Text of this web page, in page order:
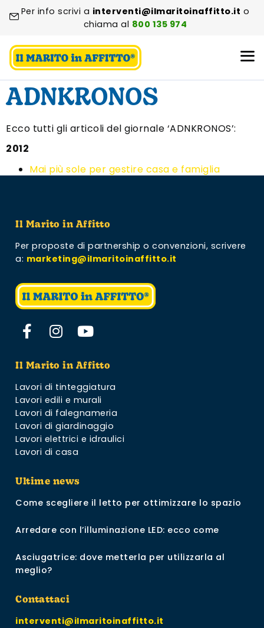
Per info scrivi a interventi@ilmaritoinaffitto.it o
chiama al 800 135 974
ADNKRONOS
Ecco tutti gli articoli del giornale ‘ADNKRONOS’:
2012
Mai più sole per gestire casa e famiglia
Il Marito in Affitto
Per proposte di partnership o convenzioni, scrivere
a: marketing@ilmaritoinaffitto.it
Il Marito in Affitto
Lavori di tinteggiatura
Lavori edili e murali
Lavori di falegnameria
Lavori di giardinaggio
Lavori elettrici e idraulici
Lavori di casa
Ultime news
Come scegliere il letto per ottimizzare lo spazio
Arredare con l’illuminazione LED: ecco come
Asciugatrice: dove metterla per utilizzarla al
meglio?
Contattaci
interventi@ilmaritoinaffitto.it